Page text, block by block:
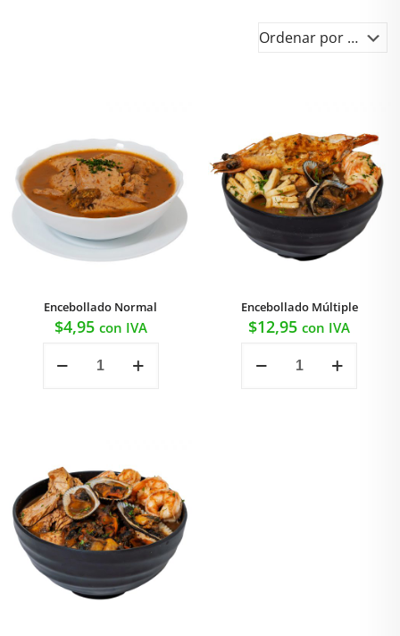
Encebollado Normal
$4,95 con IVA
Normal
Encebollado Múltiple
$12,95 con IVA
Múltiple